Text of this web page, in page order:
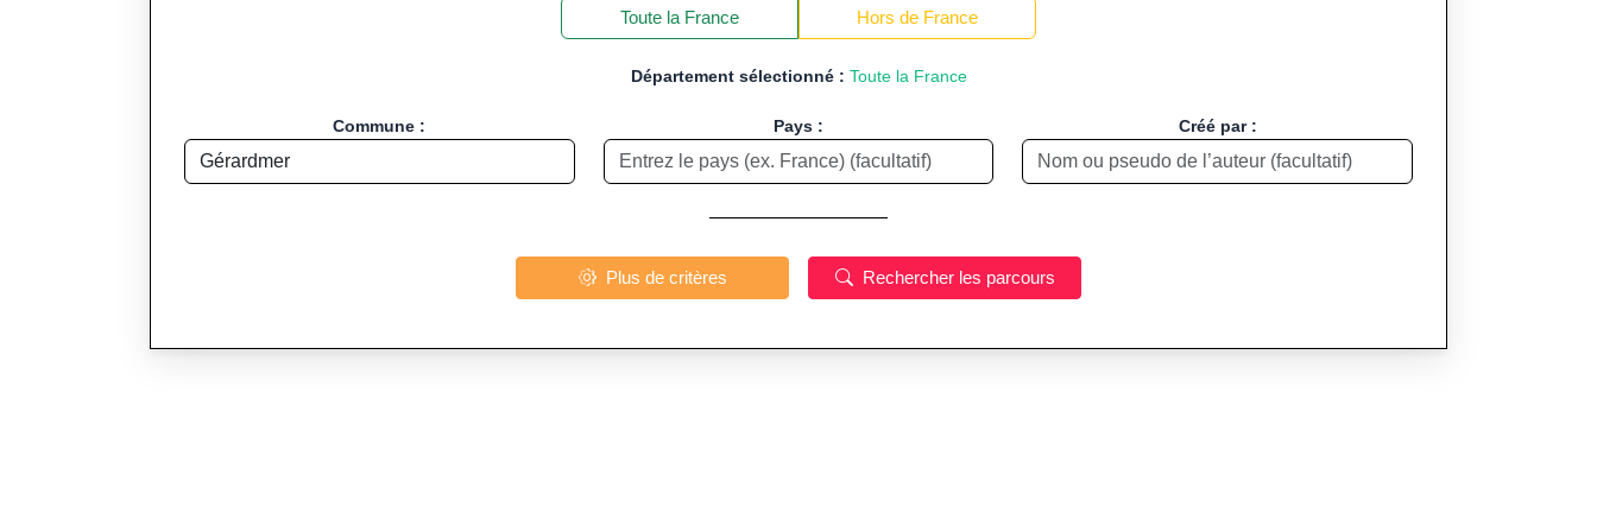
Toute la France Hors de France
Département sélectionné : Toute la France
Commune : Pays : Créé par :
Plus de critères Rechercher les parcours